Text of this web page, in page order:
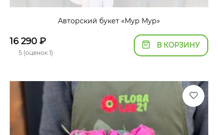
Авторский букет «Мур Мур»
16 290 ₽
5 (оценок 1)
В КОРЗИНУ